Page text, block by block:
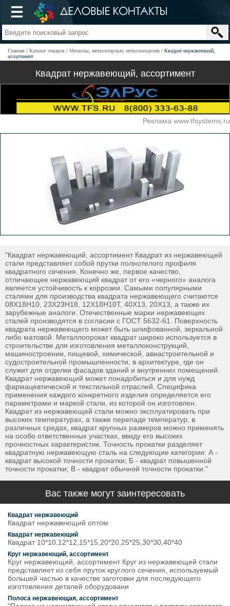
Главная Каталог товаров Металлы, металлопрокат, металлоизделия
Квадрат нержавеющий,
ассортимент
Квадрат нержавеющий, ассортимент
Реклама www.tfsystems.ru
"Квадрат нержавеющий, ассортимент Квадрат из нержавеющей
стали представляет собой прутки полнотелого профиля
квадратного сечения. Конечно же, первое качество,
отличающее нержавеющий квадрат от его «черного» аналога
является устойчивость к коррозии. Самыми популярными
сталями для производства квадрата нержавеющего считаются
08Х18Н10, 23Х23Н18, 12Х18Н10Т, 40Х13, 20Х13, а также их
зарубежные аналоги. Отечественные марки нержавеющих
сталей производятся в согласии с ГОСТ 5632-61. Поверхность
квадрата нержавеющего может быть шлифованной, зеркальной
либо матовой. Металлопрокат квадрат широко используется в
строительстве для изготовления металлоконструкций,
машиностроении, пищевой, химической, авиастроительной и
судостроительной промышленности, в архитектуре, где он
служит для отделки фасадов зданий и внутренних помещений.
Квадрат нержавеющий может понадобиться и для нужд
фармацевтической и текстильной отраслей. Специфика
применения каждого конкретного изделия определяется его
параметрами и маркой стали, из которой он изготовлен.
Квадрат из нержавеющей стали можно эксплуатировать при
высоких температурах, а также перепаде температур, в
различных средах, квадрат крупных размеров можно применять
на особо ответственных участках, ввиду его высоких
прочностных характеристик. Точность прокатки разделяет
квадратную нержавеющую сталь на следующие категории: А -
квадрат высокой точности прокатки; Б - квадрат повышенной
точности прокатки; В - квадрат обычной точности прокатки."
Вас также могут заинтересовать
Квадрат нержавеющий
Квадрат нержавеющий оптом
Квадрат нержавеющий
Квадрат 10*10,12*12,15*15,20*20,25*25,30*30,40*40
Круг нержавеющий, ассортимент
Круг нержавеющий, ассортимент Круг из нержавеющей стали
представляет из себя пруток круглого сечения, используемый
большей частью в качестве заготовки для последующего
изготовления деталей оборудовани
Полоса нержавеющая, ассортимент